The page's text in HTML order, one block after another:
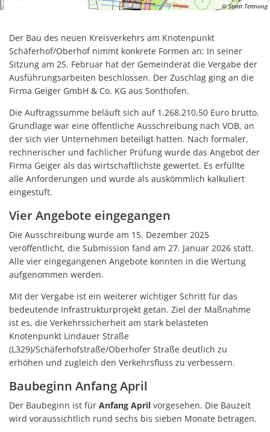
© Stadt Tettnang
Der Bau des neuen Kreisverkehrs am Knotenpunkt
Schäferhof/Oberhof nimmt konkrete Formen an: In seiner
Sitzung am 25. Februar hat der Gemeinderat die Vergabe der
Ausführungsarbeiten beschlossen. Der Zuschlag ging an die
Firma Geiger GmbH & Co. KG aus Sonthofen.
Die Auftragssumme beläuft sich auf 1.268.210,50 Euro brutto.
Grundlage war eine öffentliche Ausschreibung nach VOB, an
der sich vier Unternehmen beteiligt hatten. Nach formaler,
rechnerischer und fachlicher Prüfung wurde das Angebot der
Firma Geiger als das wirtschaftlichste gewertet. Es erfüllte
alle Anforderungen und wurde als auskömmlich kalkuliert
eingestuft.
Vier Angebote eingegangen
Die Ausschreibung wurde am 15. Dezember 2025
veröffentlicht, die Submission fand am 27. Januar 2026 statt.
Alle vier eingegangenen Angebote konnten in die Wertung
aufgenommen werden.
Mit der Vergabe ist ein weiterer wichtiger Schritt für das
bedeutende Infrastrukturprojekt getan. Ziel der Maßnahme
ist es, die Verkehrssicherheit am stark belasteten
Knotenpunkt Lindauer Straße
(L329)/Schäferhofstraße/Oberhofer Straße deutlich zu
erhöhen und zugleich den Verkehrsfluss zu verbessern.
Baubeginn Anfang April
Der Baubeginn ist für Anfang April vorgesehen. Die Bauzeit
wird voraussichtlich rund sechs bis sieben Monate betragen.